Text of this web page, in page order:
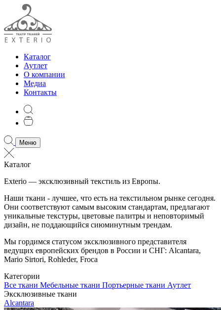
Каталог
Аутлет
О компании
Медиа
Контакты
Меню
Каталог
Exterio — эксклюзивный текстиль из Европы.
Наши ткани - лучшее, что есть на текстильном рынке сегодня.
Они соответствуют самым высоким стандартам, предлагают
уникальные текстуры, цветовые палитры и неповторимый
дизайн, не поддающийся сиюминутным трендам.
Мы гордимся статусом эксклюзивного представителя
ведущих европейских брендов в России и СНГ: Alcantara,
Mario Sirtori, Rohleder, Froca
Категории
Все ткани Мебельные ткани Портьерные ткани Аутлет
Эксклюзивные ткани
Alcantara